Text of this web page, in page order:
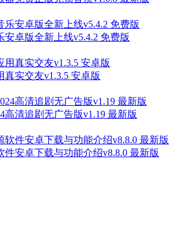
安卓版全新上线v5.4.2 免费版
真实交友v1.3.5 安卓版
高清追剧无广告版v1.19 最新版
件安卓下载与功能介绍v8.8.0 最新版